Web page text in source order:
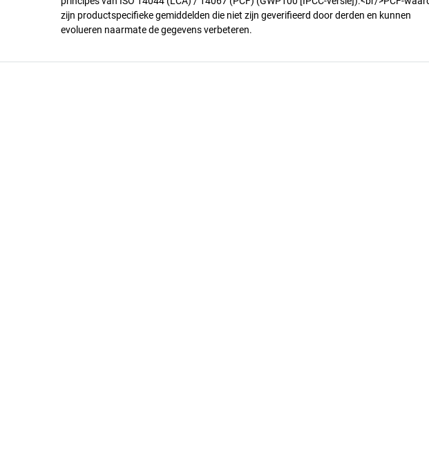
zijn productspecifieke gemiddelden die niet zijn geverifieerd door derden en kunnen
evolueren naarmate de gegevens verbeteren.